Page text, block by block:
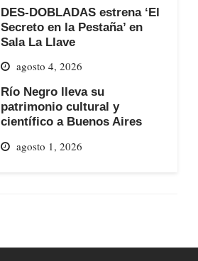
DES-DOBLADAS estrena ‘El
Secreto en la Pestaña’ en
Sala La Llave
agosto 4, 2026
Río Negro lleva su
patrimonio cultural y
científico a Buenos Aires
agosto 1, 2026